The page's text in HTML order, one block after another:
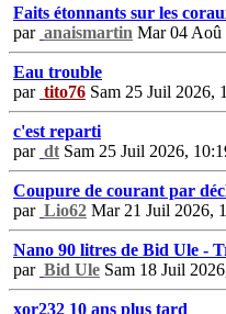
Faits étonnants sur les
par anaismartin Mar 04 Aoû
Eau trouble
par tito76 Sam 25 Juil 2026,
c'est reparti
par dt Sam 25 Juil 2026,
Coupure de courant par
par Lio62 Mar 21 Juil 2026,
Nano 90 litres de Bid Ule -
par Bid Ule Sam 18 Juil
xor232 10 ans plus tard